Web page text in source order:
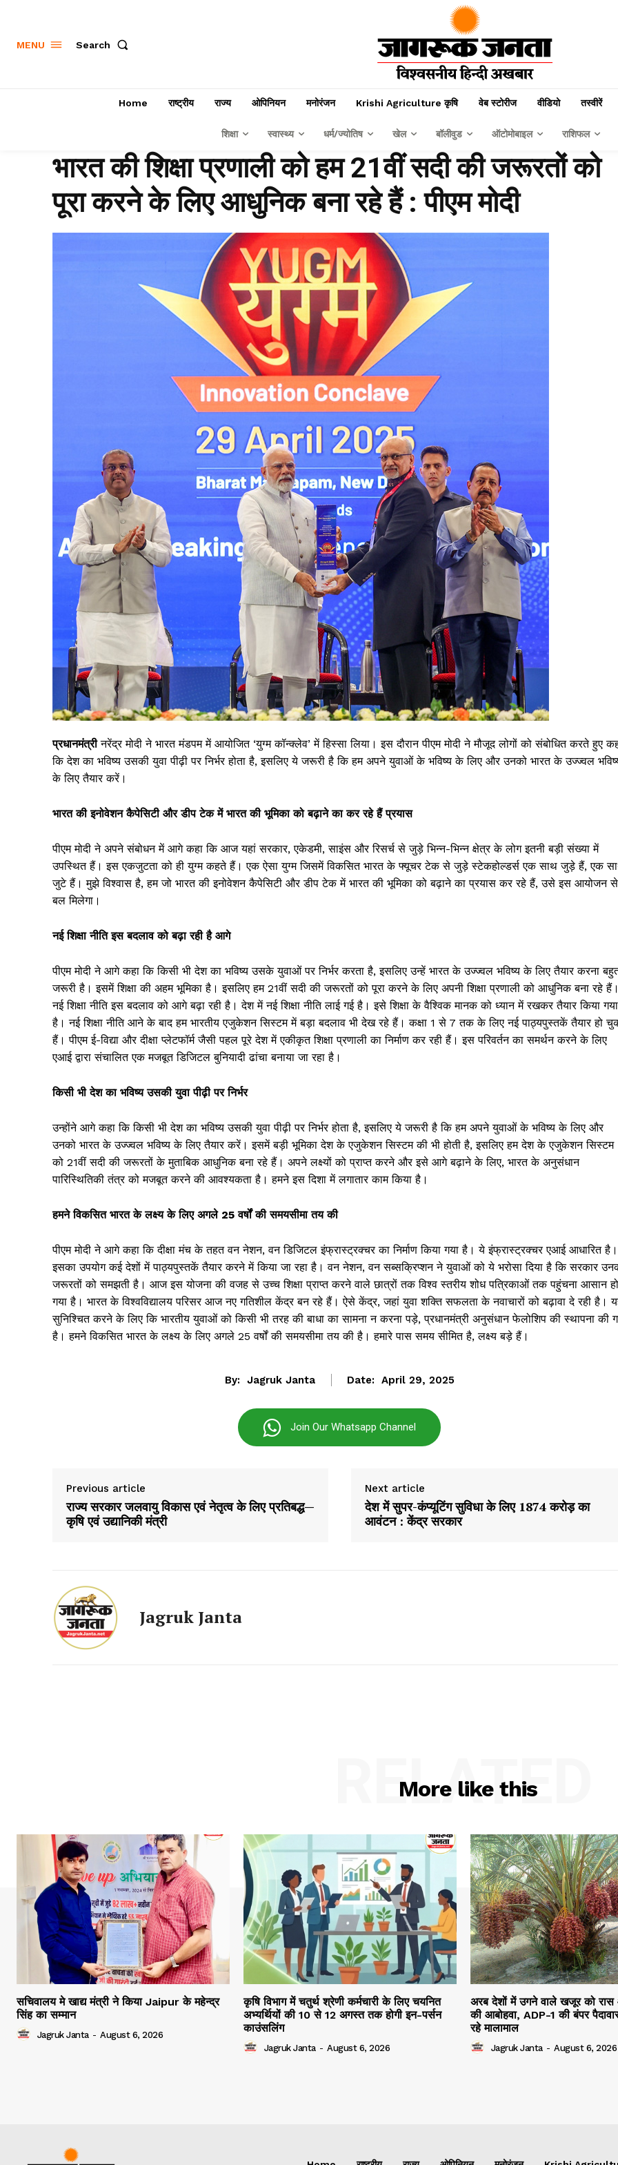
Jagruk Janta
Vishwasniya Hindi
Akhbaar
SUBSCRIBE NOW
Subscription Plans
My account
MENU Search
Home राष्ट्रीय राज्य ओपिनियन मनोरंजन Krishi Agriculture कृषि वेब स्टोरीज वीडियो तस्वीरें
शिक्षा स्वास्थ्य धर्म/ज्योतिष खेल बॉलीवुड ऑटोमोबाइल राशिफल
भारत की शिक्षा प्रणाली को हम 21वीं सदी की जरूरतों को
पूरा करने के लिए आधुनिक बना रहे हैं : पीएम मोदी
प्रधानमंत्रीनरेंद्र मोदी ने भारत मंडपम में आयोजित ‘युग्म कॉन्क्लेव’ में हिस्सा लिया। इस दौरान पीएम मोदी ने मौजूद लोगों को संबोधित करते हुए
कि देश का भविष्य उसकी युवा पीढ़ी पर निर्भर होता है, इसलिए ये जरूरी है कि हम अपने युवाओं के भविष्य के लिए और उनको भारत के उज्ज्वल
के लिए तैयार करें।
भारत की इनोवेशन कैपेसिटी और डीप टेक में भारत की भूमिका को बढ़ाने का कर रहे हैं प्रयास
पीएम मोदी ने अपने संबोधन में आगे कहा कि आज यहां सरकार, एकेडमी, साइंस और रिसर्च से जुड़े भिन्न-भिन्न क्षेत्र के लोग इतनी बड़ी संख्या में
उपस्थित हैं। इस एकजुटता को ही युग्म कहते हैं। एक ऐसा युग्म जिसमें विकसित भारत के फ्यूचर टेक से जुड़े स्टेकहोल्डर्स एक साथ जुड़े हैं, एक
जुटे हैं। मुझे विश्वास है, हम जो भारत की इनोवेशन कैपेसिटी और डीप टेक में भारत की भूमिका को बढ़ाने का प्रयास कर रहे हैं, उसे इस आयोजन से
बल मिलेगा।
नई शिक्षा नीति इस बदलाव को बढ़ा रही है आगे
पीएम मोदी ने आगे कहा कि किसी भी देश का भविष्य उसके युवाओं पर निर्भर करता है, इसलिए उन्हें भारत के उज्ज्वल भविष्य के लिए तैयार करना
जरूरी है। इसमें शिक्षा की अहम भूमिका है। इसलिए हम 21वीं सदी की जरूरतों को पूरा करने के लिए अपनी शिक्षा प्रणाली को आधुनिक बना रहे हैं।
नई शिक्षा नीति इस बदलाव को आगे बढ़ा रही है। देश में नई शिक्षा नीति लाई गई है। इसे शिक्षा के वैश्विक मानक को ध्यान में रखकर तैयार किया गया
है। नई शिक्षा नीति आने के बाद हम भारतीय एजुकेशन सिस्टम में बड़ा बदलाव भी देख रहे हैं। कक्षा 1 से 7 तक के लिए नई पाठ्यपुस्तकें तैयार हो
हैं। पीएम ई-विद्या और दीक्षा प्लेटफॉर्म जैसी पहल पूरे देश में एकीकृत शिक्षा प्रणाली का निर्माण कर रही हैं। इस परिवर्तन का समर्थन करने के लिए
एआई द्वारा संचालित एक मजबूत डिजिटल बुनियादी ढांचा बनाया जा रहा है।
किसी भी देश का भविष्य उसकी युवा पीढ़ी पर निर्भर
उन्होंने आगे कहा कि किसी भी देश का भविष्य उसकी युवा पीढ़ी पर निर्भर होता है, इसलिए ये जरूरी है कि हम अपने युवाओं के भविष्य के लिए और
उनको भारत के उज्ज्वल भविष्य के लिए तैयार करें। इसमें बड़ी भूमिका देश के एजुकेशन सिस्टम की भी होती है, इसलिए हम देश के एजुकेशन सिस्टम
को 21वीं सदी की जरूरतों के मुताबिक आधुनिक बना रहे हैं। अपने लक्ष्यों को प्राप्त करने और इसे आगे बढ़ाने के लिए, भारत के अनुसंधान
पारिस्थितिकी तंत्र को मजबूत करने की आवश्यकता है। हमने इस दिशा में लगातार काम किया है।
हमने विकसित भारत के लक्ष्य के लिए अगले 25 वर्षों की समयसीमा तय की
पीएम मोदी ने आगे कहा कि दीक्षा मंच के तहत वन नेशन, वन डिजिटल इंफ्रास्ट्रक्चर का निर्माण किया गया है। ये इंफ्रास्ट्रक्चर एआई आधारित है।
इसका उपयोग कई देशों में पाठ्यपुस्तकें तैयार करने में किया जा रहा है। वन नेशन, वन सब्सक्रिप्शन ने युवाओं को ये भरोसा दिया है कि सरकार
जरूरतों को समझती है। आज इस योजना की वजह से उच्च शिक्षा प्राप्त करने वाले छात्रों तक विश्व स्तरीय शोध पत्रिकाओं तक पहुंचना आसान हो
गया है। भारत के विश्वविद्यालय परिसर आज नए गतिशील केंद्र बन रहे हैं। ऐसे केंद्र, जहां युवा शक्ति सफलता के नवाचारों को बढ़ावा दे रही है।
सुनिश्चित करने के लिए कि भारतीय युवाओं को किसी भी तरह की बाधा का सामना न करना पड़े, प्रधानमंत्री अनुसंधान फेलोशिप की स्थापना की
है। हमने विकसित भारत के लक्ष्य के लिए अगले 25 वर्षों की समयसीमा तय की है। हमारे पास समय सीमित है, लक्ष्य बड़े हैं।
By: Jagruk Janta Date: April 29, 2025
Join Our Whatsapp Channel
Previous article
राज्य सरकार जलवायु विकास एवं नेतृत्व के लिए प्रतिबद्ध—
कृषि एवं उद्यानिकी मंत्री
Next article
देश में सुपर-कंप्यूटिंग सुविधा के लिए 1874 करोड़ का
आवंटन : केंद्र सरकार
Jagruk Janta
More like this
RELATED
सचिवालय मे खाद्य मंत्री ने किया Jaipur के महेन्द्र
सिंह का सम्मान
Jagruk Janta - August 6, 2026
कृषि विभाग में चतुर्थ श्रेणी कर्मचारी के लिए चयनित
अभ्यर्थियों की 10 से 12 अगस्त तक होगी इन-पर्सन
काउंसलिंग
Jagruk Janta - August 6, 2026
अरब देशों में उगने वाले खजूर को रास
की आबोहवा, ADP-1 की बंपर
रहे मालामाल
Jagruk Janta - August 6, 2026